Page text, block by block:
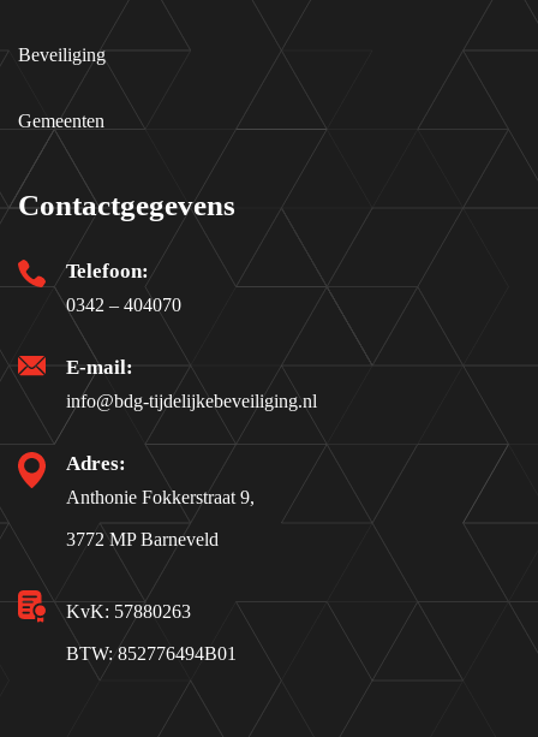
Beveiliging
Gemeenten
Contactgegevens
Telefoon:
0342 – 404070
E-mail:
info@bdg-tijdelijkebeveiliging.nl
Adres:
Anthonie Fokkerstraat 9,
3772 MP Barneveld
KvK: 57880263
BTW: 852776494B01